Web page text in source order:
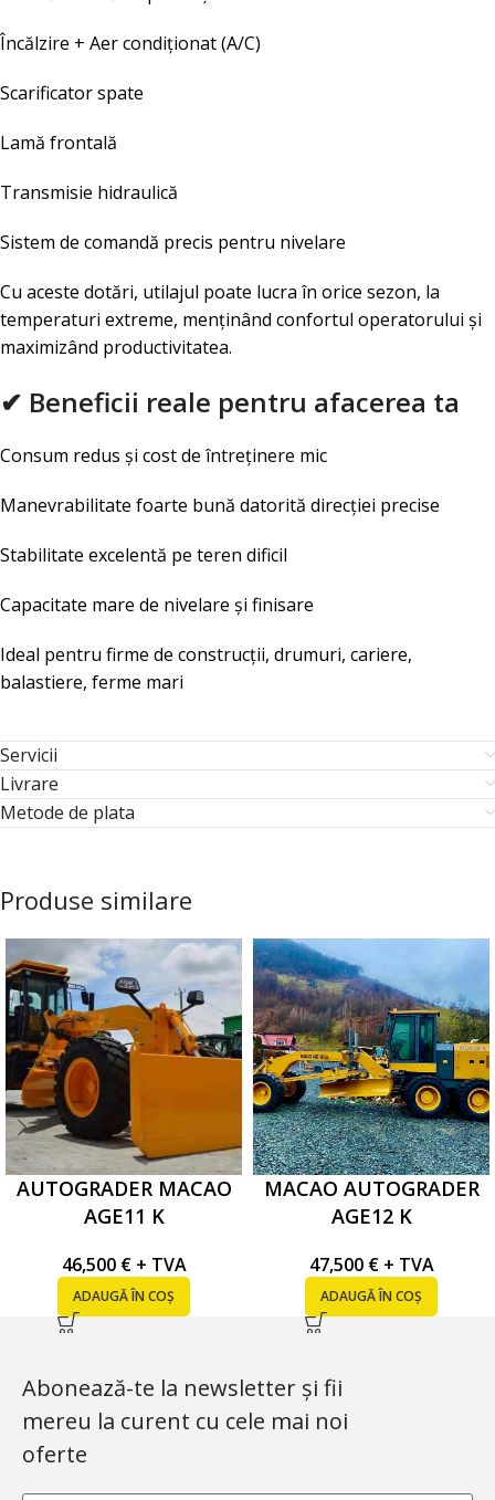
Încălzire + Aer condiționat (A/C)
Scarificator spate
Lamă frontală
Transmisie hidraulică
Sistem de comandă precis pentru nivelare
Cu aceste dotări, utilajul poate lucra în orice sezon, la
temperaturi extreme, menținând confortul operatorului și
maximizând productivitatea.
✔ Beneficii reale pentru afacerea ta
Consum redus și cost de întreținere mic
Manevrabilitate foarte bună datorită direcției precise
Stabilitate excelentă pe teren dificil
Capacitate mare de nivelare și finisare
Ideal pentru firme de construcții, drumuri, cariere,
balastiere, ferme mari
Servicii
Livrare
Metode de plata
Produse similare
AUTOGRADER MACAO
AGE11 K
46,500 € + TVA
ADAUGĂ ÎN COȘ
MACAO AUTOGRADER
AGE12 K
47,500 € + TVA
ADAUGĂ ÎN COȘ
Abonează-te la newsletter și fii
mereu la curent cu cele mai noi
oferte